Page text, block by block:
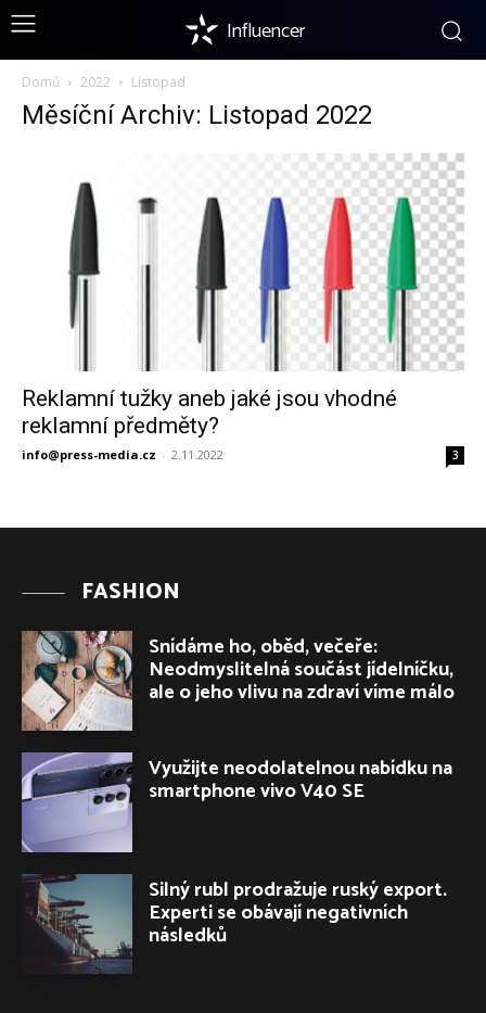
Influencer
Domů 2022 Listopad
Měsíční Archiv: Listopad 2022
Reklamní tužky aneb jaké jsou vhodné
reklamní předměty?
info@press-media.cz - 2.11.2022 3
FASHION
Snídáme ho, oběd, večeře:
Neodmyslitelná součást jídelníčku,
ale o jeho vlivu na zdraví víme málo
Využijte neodolatelnou nabídku na
smartphone vivo V40 SE
Silný rubl prodražuje ruský export.
Experti se obávají negativních
následků